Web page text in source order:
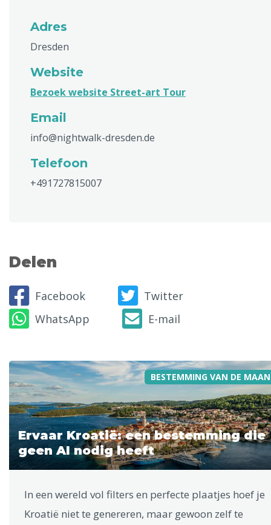
Adres
Dresden
Website
Bezoek website Street-art Tour
Email
info@nightwalk-dresden.de
Telefoon
+491727815007
Delen
Facebook
Twitter
WhatsApp
E-mail
BESTEMMING VAN DE
Ervaar Kroatië: een bestemming die
geen AI nodig heeft
In een wereld vol filters en perfecte plaatjes hoef je
Kroatië niet te genereren, maar gewoon zelf te